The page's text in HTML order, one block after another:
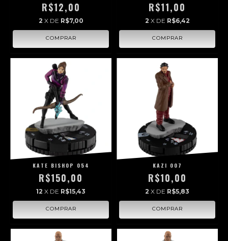
R$12,00
2 X DE R$7,00
R$11,00
2 X DE R$6,42
KATE BISHOP 054
R$150,00
12 X DE R$15,43
KAZI 007
R$10,00
2 X DE R$5,83